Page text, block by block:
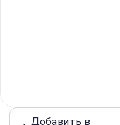
Добавить в